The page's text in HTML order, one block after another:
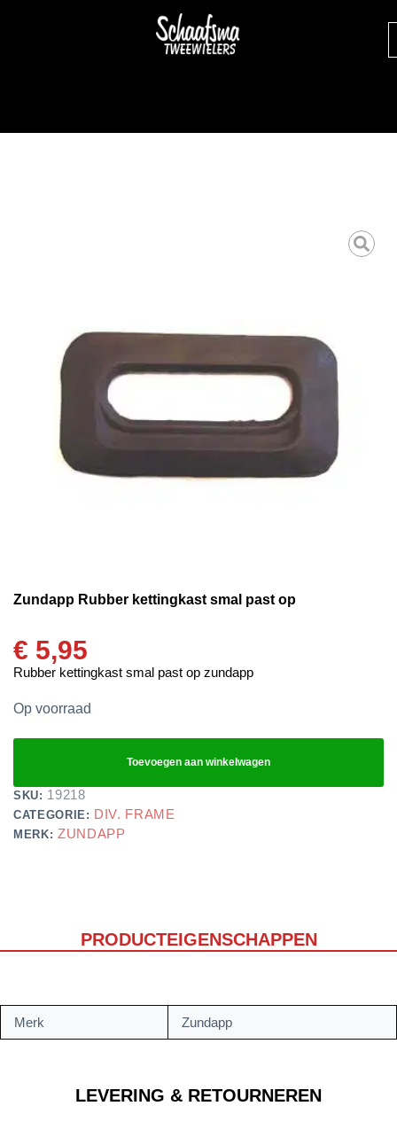
Zundapp Rubber kettingkast smal past op
€ 5,95
Rubber kettingkast smal past op zundapp
Op voorraad
Toevoegen aan winkelwagen
SKU: 19218
CATEGORIE: DIV. FRAME
MERK: ZUNDAPP
PRODUCTEIGENSCHAPPEN
LEVERING & RETOURNEREN
Merk Zundapp